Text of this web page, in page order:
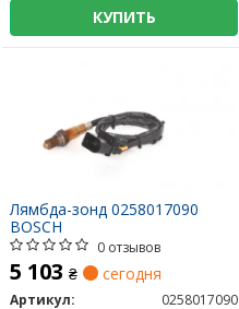
КУПИТЬ
Лямбда-зонд 0258017090
BOSCH
0 отзывов
5 103 ₴ сегодня
Артикул:
0258017090